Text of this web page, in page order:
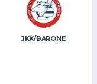
JKK/BARONE